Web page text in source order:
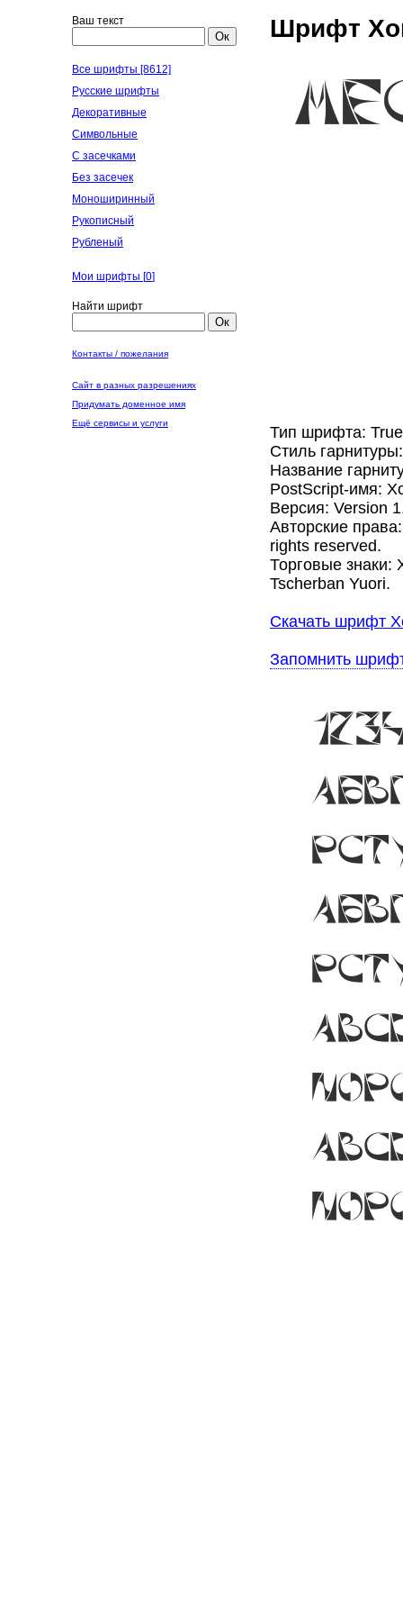
Ваш текст
Ок
Все шрифты [8612]
Русские шрифты
Декоративные
Символьные
С засечками
Без засечек
Моноширинный
Рукописный
Рубленый
Мои шрифты [0]
Найти шрифт
Ок
Контакты / пожелания
Сайт в разных разрешениях
Придумать доменное имя
Ещё сервисы и услуги
Шрифт
Тип шрифта:
Стиль
Название
PostScript-имя:
Версия: Version
Авторские
rights reserved.
Торговые знаки:
Tscherban Yuori.
Скачать шрифт
Запомнить